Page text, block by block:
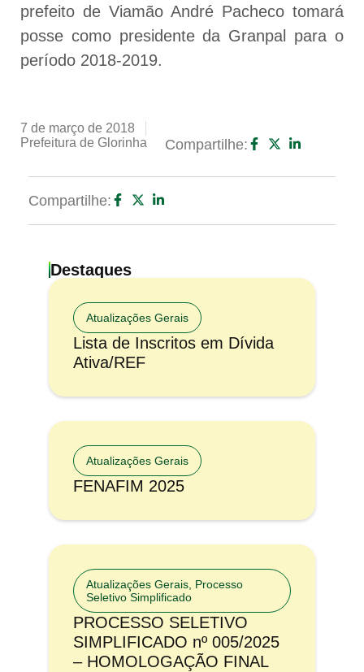
prefeito de Viamão André Pacheco tomará
posse como presidente da Granpal para o
período 2018-2019.
7 de março de 2018
Prefeitura de Glorinha
Compartilhe:
Compartilhe:
Destaques
Atualizações Gerais
Lista de Inscritos em Dívida
Ativa/REF
Atualizações Gerais
FENAFIM 2025
Atualizações Gerais, Processo
Seletivo Simplificado
PROCESSO SELETIVO
SIMPLIFICADO nº 005/2025
– HOMOLOGAÇÃO FINAL